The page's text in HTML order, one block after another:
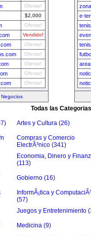
Ofertar!
$2,000
Ofertar!
Vendido!
Ofertar!
Ofertar!
Ofertar!
Ofertar!
Ofertar!
Negocios
e-
Todas las Categorias
Artes y Cultura (26)
Compras y Comercio
ElectrÃ³nico (341)
Economia, Dinero y
(113)
Gobierno (16)
InformÃ¡tica y
(57)
Juegos y Entretenimiento
Medicina (9)